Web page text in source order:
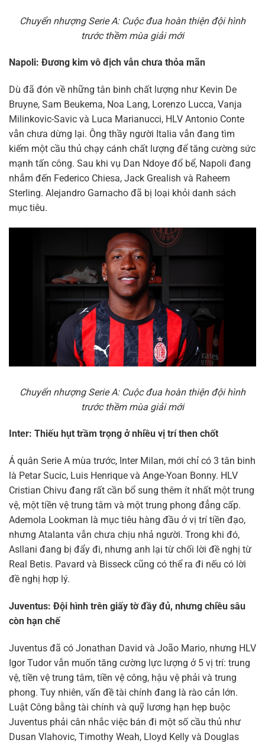
Chuyển nhượng Serie A: Cuộc đua hoàn thiện đội hình
trước thềm mùa giải mới
Napoli: Đương kim vô địch vẫn chưa thỏa mãn
Dù đã đón về những tân binh chất lượng như Kevin De
Bruyne, Sam Beukema, Noa Lang, Lorenzo Lucca, Vanja
Milinkovic-Savic và Luca Marianucci, HLV Antonio Conte
vẫn chưa dừng lại. Ông thầy người Italia vẫn đang tìm
kiếm một cầu thủ chạy cánh chất lượng để tăng cường sức
mạnh tấn công. Sau khi vụ Dan Ndoye đổ bể, Napoli đang
nhắm đến Federico Chiesa, Jack Grealish và Raheem
Sterling. Alejandro Garnacho đã bị loại khỏi danh sách
mục tiêu.
Chuyển nhượng Serie A: Cuộc đua hoàn thiện đội hình
trước thềm mùa giải mới
Inter: Thiếu hụt trầm trọng ở nhiều vị trí then chốt
Á quân Serie A mùa trước, Inter Milan, mới chỉ có 3 tân binh
là Petar Sucic, Luis Henrique và Ange-Yoan Bonny. HLV
Cristian Chivu đang rất cần bổ sung thêm ít nhất một trung
vệ, một tiền vệ trung tâm và một trung phong đẳng cấp.
Ademola Lookman là mục tiêu hàng đầu ở vị trí tiền đạo,
nhưng Atalanta vẫn chưa chịu nhả người. Trong khi đó,
Asllani đang bị đẩy đi, nhưng anh lại từ chối lời đề nghị từ
Real Betis. Pavard và Bisseck cũng có thể ra đi nếu có lời
đề nghị hợp lý.
Juventus: Đội hình trên giấy tờ đầy đủ, nhưng chiều sâu
còn hạn chế
Juventus đã có Jonathan David và João Mario, nhưng HLV
Igor Tudor vẫn muốn tăng cường lực lượng ở 5 vị trí: trung
vệ, tiền vệ trung tâm, tiền vệ công, hậu vệ phải và trung
phong. Tuy nhiên, vấn đề tài chính đang là rào cản lớn.
Luật Công bằng tài chính và quỹ lương hạn hẹp buộc
Juventus phải cân nhắc việc bán đi một số cầu thủ như
Dusan Vlahovic, Timothy Weah, Lloyd Kelly và Douglas